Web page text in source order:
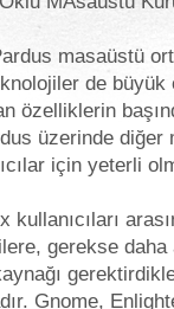
masaüstü
de büyük
özelliklerin
üzerinde diğer
için yeterli
kullanıcıları
gerekse
Gnome,